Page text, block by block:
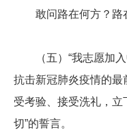
敢问路在何方？路
（五）“我志愿加入
抗击新冠肺炎疫情的最
受考验、接受洗礼，立
切”的誓言。